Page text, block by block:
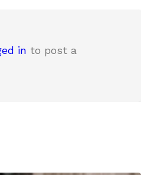
in to post a